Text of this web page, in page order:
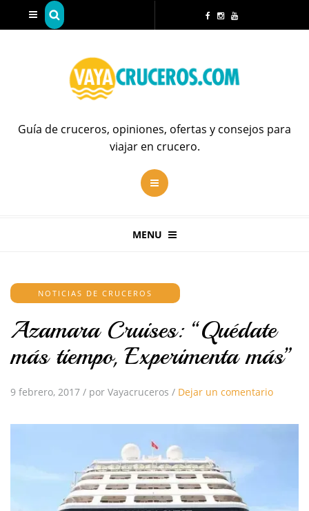
Guía de cruceros, opiniones, ofertas y consejos para
viajar en crucero.
MENU
NOTICIAS DE CRUCEROS
Azamara Cruises: “Quédate
más tiempo, Experimenta más”
9 febrero, 2017 / por Vayacruceros / Dejar un comentario